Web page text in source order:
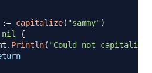
:= capitalize( "sammy")
nil
{
. Println( "Could not